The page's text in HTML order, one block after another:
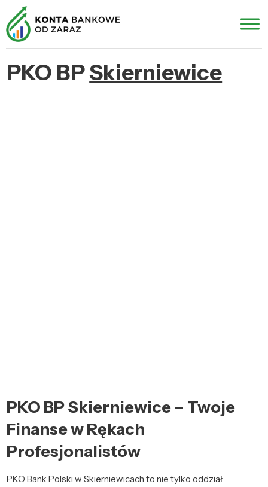
PKO BPSkierniewice
PKO BP Skierniewice – Twoje
Finanse w Rękach
Profesjonalistów
PKO Bank Polski w Skierniewicach to nie tylko oddział